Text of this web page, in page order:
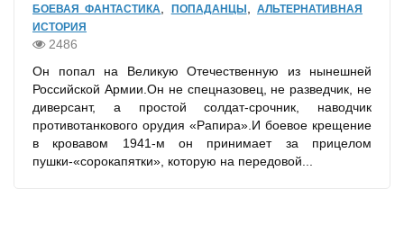
БОЕВАЯ ФАНТАСТИКА ПОПАДАНЦЫ ,АЛЬТЕРНАТИВНАЯ
ИСТОРИЯ
2486
Он попал на Великую Отечественную из нынешней
Российской Армии.Он не спецназовец, не разведчик, не
диверсант, а простой солдат-срочник, наводчик
противотанкового орудия «Рапира».И боевое крещение
в кровавом 1941-м он принимает за прицелом
пушки-«сорокапятки», которую на передовой...